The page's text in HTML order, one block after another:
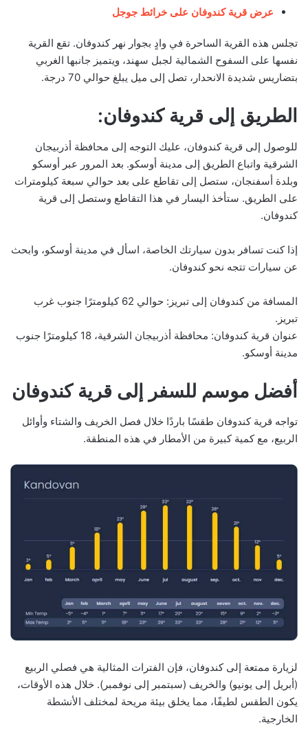
عرض قرية كندوفان على خرائط جوجل
تجلس هذه القرية الساحرة في وادٍ بجوار نهر كندوفان. تقع القرية
نفسها على السفوح الشمالية لجبل سهند، ويتميز جانبها الغربي
بتضاريس شديدة الانحدار، تصل إلى ميل يبلغ حوالي 70 درجة.
الطريق إلى قرية كندوفان:
للوصول إلى قرية كندوفان، عليك التوجه إلى محافظة أذربيجان
الشرقية واتباع الطريق إلى مدينة أوسكو. بعد المرور عبر أوسكو
وبلدة أسفنجان، ستصل إلى تقاطع على بعد حوالي سبعة كيلومترات
على الطريق. ستأخذ اليسار في هذا التقاطع وستصل إلى قرية
كندوفان.
إذا كنت تسافر بدون سيارتك الخاصة، اسأل في مدينة أوسكو، وابحث
عن سيارات تتجه نحو كندوفان.
المسافة من كندوفان إلى تبريز: حوالي 62 كيلومترًا جنوب غرب
تبريز.
عنوان قرية كندوفان: محافظة أذربيجان الشرقية، 18 كيلومترًا جنوب
مدينة أوسكو.
أفضل موسم للسفر إلى قرية كندوفان
تواجه قرية كندوفان طقسًا باردًا خلال فصل الخريف والشتاء وأوائل
الربيع، مع كمية كبيرة من الأمطار في هذه المنطقة.
لزيارة ممتعة إلى كندوفان، فإن الفترات المثالية هي فصلي الربيع
(أبريل إلى يونيو) والخريف (سبتمبر إلى نوفمبر). خلال هذه الأوقات،
يكون الطقس لطيفًا، مما يخلق بيئة مريحة لمختلف الأنشطة
الخارجية.